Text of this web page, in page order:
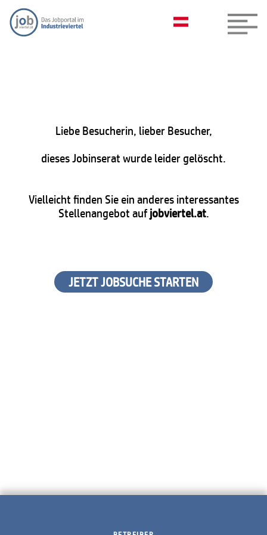
Liebe Besucherin, lieber Besucher,
dieses Jobinserat wurde leider gelöscht.
Vielleicht finden Sie ein anderes interessantes
Stellenangebot aufjobviertel.at.
JETZT JOBSUCHE STARTEN